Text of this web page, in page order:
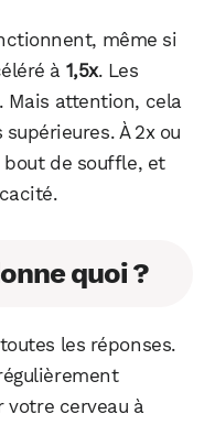
même si
à 1,5x. Les
Mais attention, cela
À 2x ou
bout de souffle, et
quoi ?
les réponses.
cerveau à